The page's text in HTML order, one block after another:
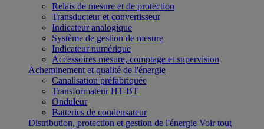
Relais de mesure et de protection
Transducteur et convertisseur
Indicateur analogique
Système de gestion de mesure
Indicateur numérique
Accessoires mesure, comptage et supervision
Acheminement et qualité de l'énergie
Canalisation préfabriquée
Transformateur HT-BT
Onduleur
Batteries de condensateur
Distribution, protection et gestion de l'énergie Voir tout